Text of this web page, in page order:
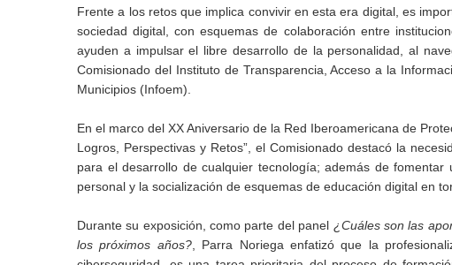
Frente a los retos que implica convivir en esta era digital, es
sociedad digital, con esquemas de colaboración entre
ayuden a impulsar el libre desarrollo de la personalidad, al
Comisionado del Instituto de Transparencia, Acceso a la
Municipios (Infoem).
En el marco del XX Aniversario de la Red Iberoamericana de
Logros, Perspectivas y Retos”, el Comisionado destacó la
para el desarrollo de cualquier tecnología; además de
personal y la socialización de esquemas de educación digital en
Durante su exposición, como parte del panel ¿Cuáles son las
los próximos años?, Parra Noriega enfatizó que la